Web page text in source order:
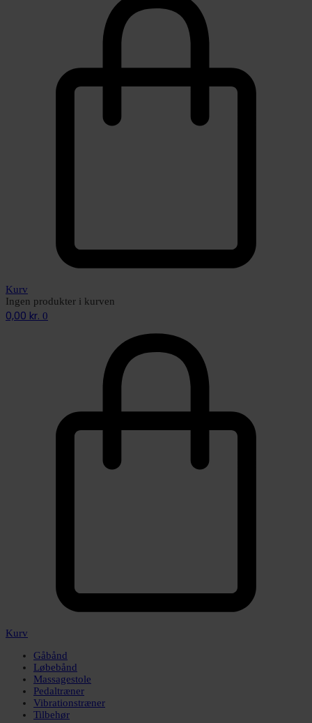
Kurv
Ingen produkter i kurven
0,00 kr. 0
Kurv
Gåbånd
Løbebånd
Massagestole
Pedaltræner
Vibrationstræner
Tilbehør